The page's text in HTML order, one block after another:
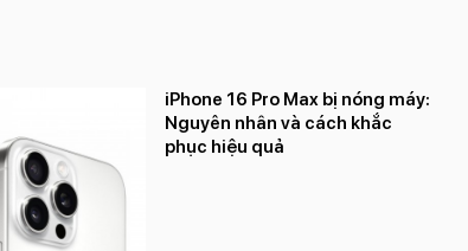
iPhone 16 Pro Max bị nóng máy:
Nguyên nhân và cách khắc
phục hiệu quả